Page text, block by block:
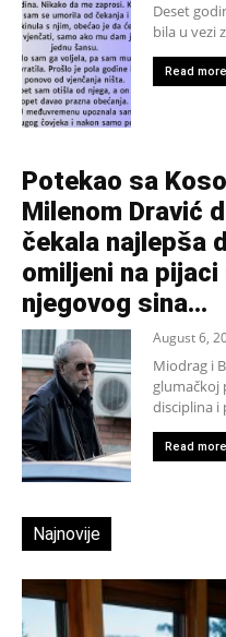
Deset
bila u vezi
Read more
Potekao sa
Milenom Dravić
čekala najlepša
omiljeni na pijaci
njegovog sina...
August 6,
Miodrag i
glumačkoj
disciplina i
Read more
Najnovije